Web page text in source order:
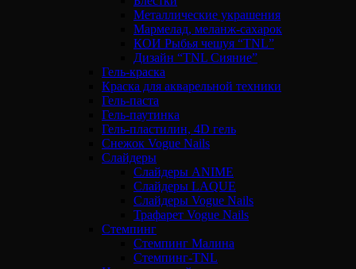
Металлические украшения
Мармелад, меланж-сахарок
КОИ Рыбья чешуя “TNL”
Дизайн “TNL Сияние”
Гель-краска
Краска для акварельной техники
Гель-паста
Гель-паутинка
Гель-пластилин, 4D гель
Снежок Vogue Nails
Слайдеры
Слайдеры ANIME
Слайдеры LAQUE
Слайдеры Vogue Nails
Трафарет Vogue Nails
Стемпинг
Стемпинг Малина
Стемпинг-TNL